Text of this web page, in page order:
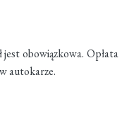
obowiązkowa. Opłata
autokarze.